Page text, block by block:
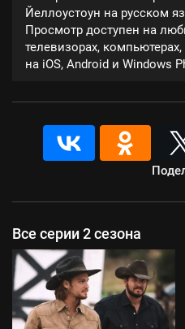
Йеллоустоун на русском
Просмотр доступен на
телевизорах,
на iOS, Android и Windows
Все серии 2 сезона